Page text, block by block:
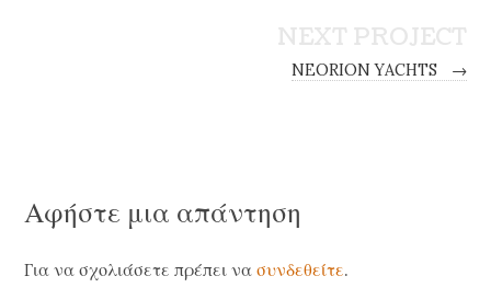
NEXT PROJECT
NEORION YACHTS →
Αφήστε μια απάντηση
Για να σχολιάσετε πρέπει νασυνδεθείτε.